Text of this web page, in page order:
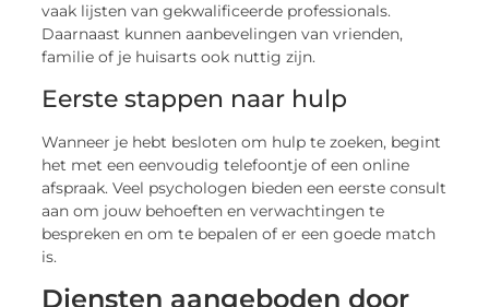
vaak lijsten van gekwalificeerde professionals.
Daarnaast kunnen aanbevelingen van vrienden,
familie of je huisarts ook nuttig zijn.
Eerste stappen naar hulp
Wanneer je hebt besloten om hulp te zoeken, begint
het met een eenvoudig telefoontje of een online
afspraak. Veel psychologen bieden een eerste consult
aan om jouw behoeften en verwachtingen te
bespreken en om te bepalen of er een goede match
is.
Diensten aangeboden door